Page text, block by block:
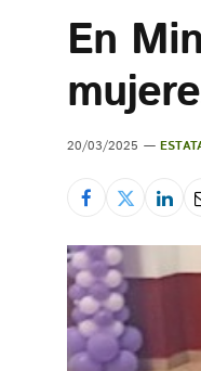
En
20/03/2025